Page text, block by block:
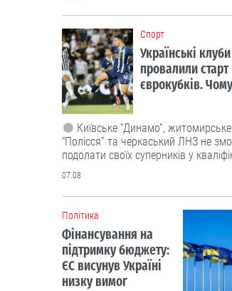
Cпорт
Українські клуби
провалили старт
єврокубків.
Київське “Динамо”, житомирське
“Полісся” та черкаський ЛНЗ не
подолати своїх суперників у
07.08
Політика
Фінансування на
підтримку бюджету:
ЄС висунув Україні
низку вимог